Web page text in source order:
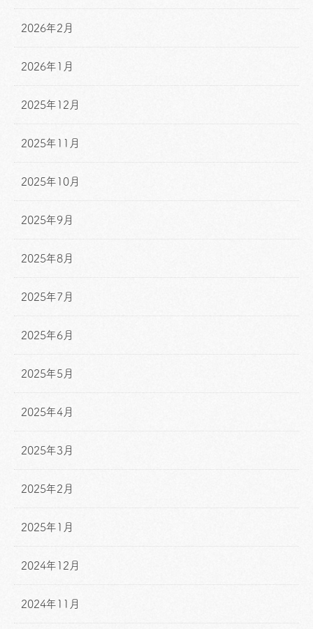
2026年2月
2026年1月
2025年12月
2025年11月
2025年10月
2025年9月
2025年8月
2025年7月
2025年6月
2025年5月
2025年4月
2025年3月
2025年2月
2025年1月
2024年12月
2024年11月